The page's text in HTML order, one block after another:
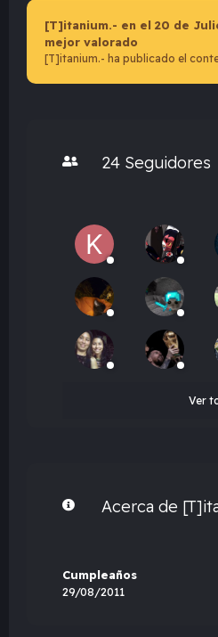
[T]itanium.- en el 20 de
mejor valorado
[T]itanium.- ha publicado el
24 Seguidores
Ver
Acerca de
Cumpleaños
29/08/2011